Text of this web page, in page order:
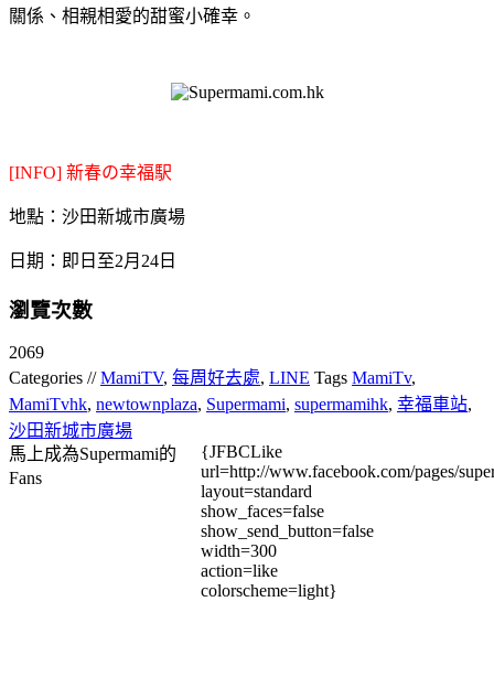
關係、相親相愛的甜蜜小確幸。
[INFO] 新春の幸福駅
地點：沙田新城市廣場
日期：即日至2月24日
瀏覽次數
2069
Categories //MamiTV, 每周好去處, LINE Tags MamiTv,
MamiTvhk, newtownplaza, Supermami, supermamihk, 幸福車站,
沙田新城市廣場
馬上成為Supermami的
Fans
{JFBCLike
url=http://www.facebook.com/pages/
layout=standard
show_faces=false
show_send_button=false
width=300
action=like
colorscheme=light}